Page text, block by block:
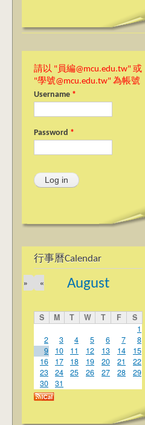
請以 "員編@mcu.edu.tw" 或
"學號@mcu.edu.tw" 為帳號
Username *
Password *
行事曆Calendar
August
«
»
S M T W T F
S
1
2
3 4 5 6 7
8
9
10 11 12 13 14
15
16
17 18 19 20 21
22
23
24 25 26 27 28
29
30
31